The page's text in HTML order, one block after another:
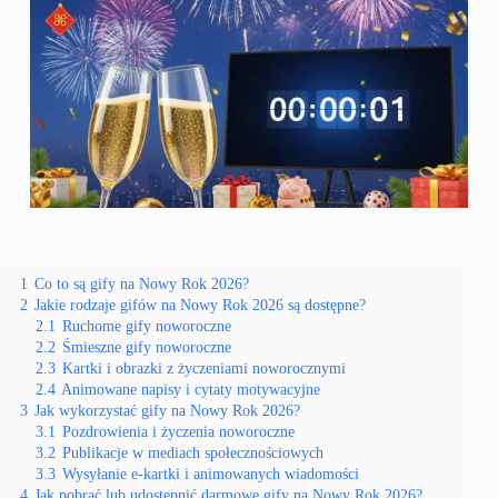
1 Co to są gify na Nowy Rok 2026?
2 Jakie rodzaje gifów na Nowy Rok 2026 są dostępne?
2.1 Ruchome gify noworoczne
2.2 Śmieszne gify noworoczne
2.3 Kartki i obrazki z życzeniami noworocznymi
2.4 Animowane napisy i cytaty motywacyjne
3 Jak wykorzystać gify na Nowy Rok 2026?
3.1 Pozdrowienia i życzenia noworoczne
3.2 Publikacje w mediach społecznościowych
3.3 Wysyłanie e-kartki i animowanych wiadomości